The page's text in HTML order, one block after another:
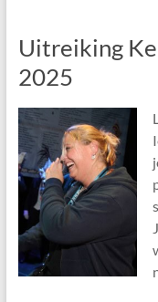
Uitreiking
2025